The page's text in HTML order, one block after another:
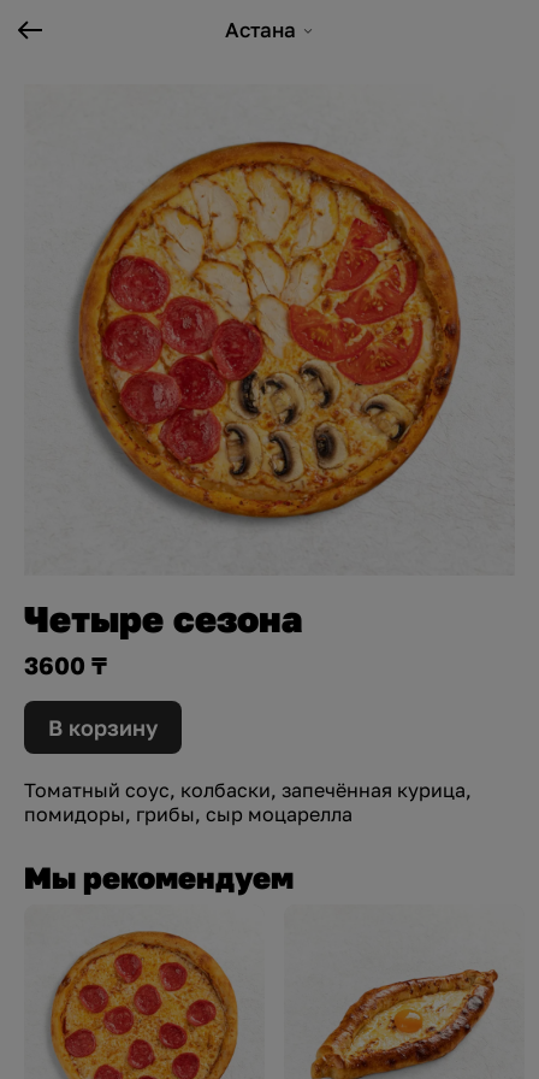
Астана
Четыре сезона
3600 ₸
В корзину
Томатный соус, колбаски, запечённая курица,
помидоры, грибы, сыр моцарелла
Мы рекомендуем